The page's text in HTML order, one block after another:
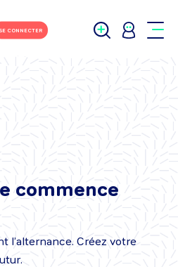
SE CONNECTER
commence
l’alternance. Créez votre